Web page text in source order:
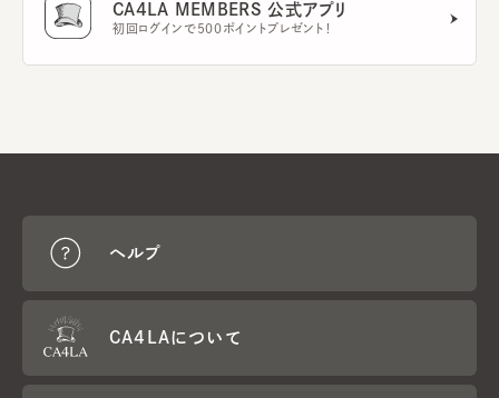
CA4LA MEMBERS 公式アプリ
初回ログインで500ポイントプレゼント！
ヘルプ
CA4LAについて